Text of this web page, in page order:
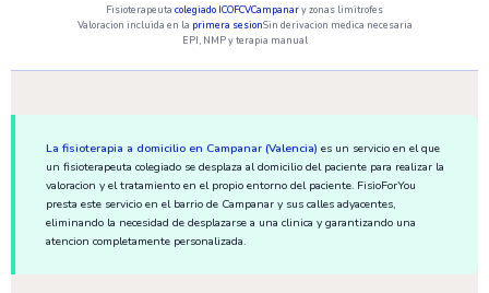
Fisioterapeuta colegiado ICOFCVCampanary zonas limitrofes
Valoracion incluida en la primera sesionSin derivacion medica necesaria
EPI, NMP y terapia manual
La fisioterapia a domicilio en Campanar (Valencia) es un servicio en el que
un fisioterapeuta colegiado se desplaza al domicilio del paciente para realizar la
valoracion y el tratamiento en el propio entorno del paciente. FisioForYou
presta este servicio en el barrio de Campanar y sus calles adyacentes,
eliminando la necesidad de desplazarse a una clinica y garantizando una
atencion completamente personalizada.